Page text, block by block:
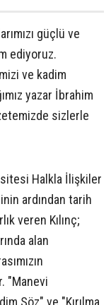
güçlü ve
ediyoruz.
ve kadim
yazar İbrahim
sizlerle
Halkla İlişkiler
ardından tarih
veren Kılınç;
alan
"Manevi
Söz" ve "Kırılma